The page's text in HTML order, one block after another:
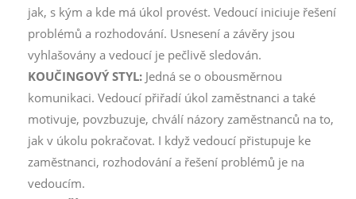
jak, s kým a kde má úkol provést. Vedoucí iniciuje řešení
problémů a rozhodování. Usnesení a závěry jsou
vyhlašovány a vedoucí je pečlivě sledován.
KOUČINGOVÝ STYL: Jedná se o obousměrnou
komunikaci. Vedoucí přiřadí úkol zaměstnanci a také
motivuje, povzbuzuje, chválí názory zaměstnanců na to,
jak v úkolu pokračovat. I když vedoucí přistupuje ke
zaměstnanci, rozhodování a řešení problémů je na
vedoucím.